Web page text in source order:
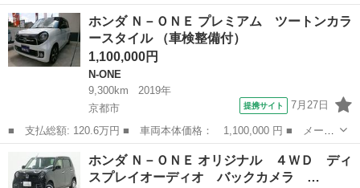
名： ホンダ ■ 車種名： Ｎ－ＯＮＥ ■ グレード名： ツアラ
ー・Ｌパッケージ ワンオーナー スマートキー パドルシフト 社
外ツイーター ...
京都 京田辺市 N-ONE
ホンダ Ｎ－ＯＮＥ プレミアム ツートンカラ
ースタイル （車検整備付）
1,100,000円
N-ONE
9,300km
2019年
京都市
提携サイト 7月27日
■ 支払総額: 120.6万円 ■ 車両本体価格： 1,100,000 円 ■ メーカ
ー名： ホンダ ■ 車種名： Ｎ－ＯＮＥ ■ グレード名： プレミ
アム ツートンカラースタイル ■ 排気量： 660cc ■ ドア枚数：...
京都 N-ONE
ホンダ Ｎ－ＯＮＥ オリジナル ４ＷＤ ディ
スプレイオーディオ バックカメラ …